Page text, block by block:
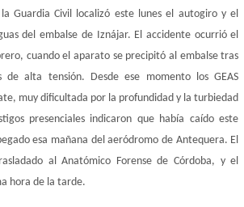
la Guardia Civil localizó este lunes el autogiro y el
del embalse de Iznájar. El accidente ocurrió el
cuando el aparato se precipitó al embalse tras
de alta tensión. Desde ese momento los GEAS
muy dificultada por la profundidad y la turbiedad
presenciales indicaron que había caído este
esa mañana del aeródromo de Antequera. El
al Anatómico Forense de Córdoba, y el
hora de la tarde.